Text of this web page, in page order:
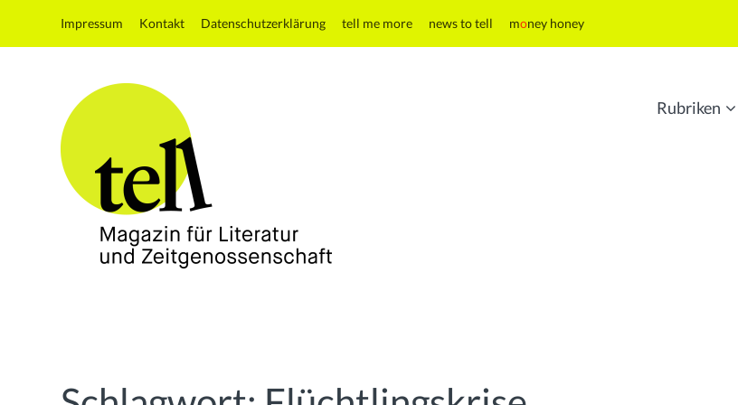
Impressum Kontakt Datenschutzerklärung tell me more news to tell money honey
Zeitgenossenschaft
Rubriken